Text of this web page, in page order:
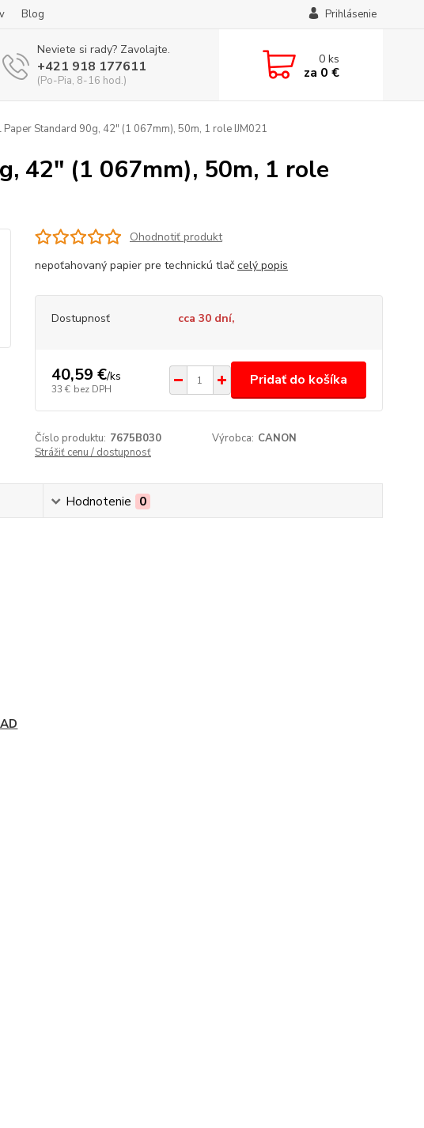
Blog Prihlásenie
Neviete si rady? Zavolajte.
+421 918 177611
(Po-Pia, 8-16 hod.)
0ks
za 0 €
Paper Standard 90g, 42" (1 067mm), 50m, 1 role IJM021
42" (1 067mm), 50m, 1 role
Ohodnotiť produkt
nepoťahovaný papier pre technickú tlač celý popis
Dostupnosť cca 30 dní,
40,59 €/ks
33 € bez DPH
Pridať do košíka
Číslo produktu: 7675B030 Výrobca: CANON
Strážiť cenu / dostupnosť
Hodnotenie 0